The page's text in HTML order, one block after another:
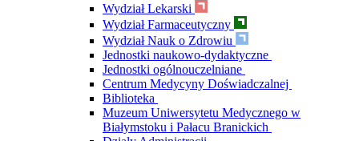
Wydział Lekarski
Wydział Farmaceutyczny
Wydział Nauk o Zdrowiu
Jednostki naukowo-dydaktyczne
Jednostki ogólnouczelniane
Centrum Medycyny Doświadczalnej
Biblioteka
Muzeum Uniwersytetu Medycznego w
Białymstoku i Pałacu Branickich